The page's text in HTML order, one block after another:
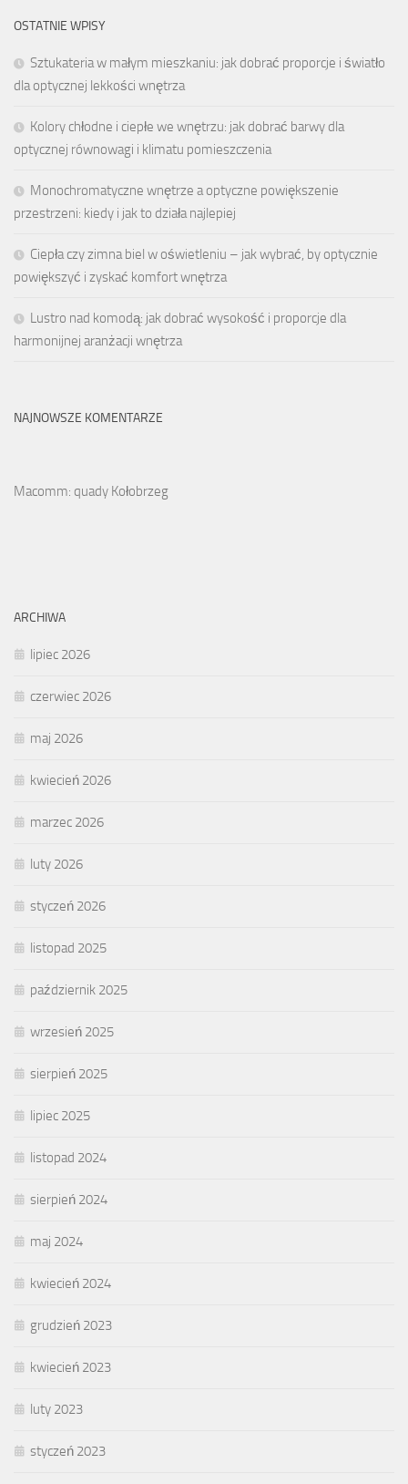
OSTATNIE WPISY
Sztukateria w małym mieszkaniu: jak dobrać proporcje i światło
dla optycznej lekkości wnętrza
Kolory chłodne i ciepłe we wnętrzu: jak dobrać barwy dla
optycznej równowagi i klimatu pomieszczenia
Monochromatyczne wnętrze a optyczne powiększenie
przestrzeni: kiedy i jak to działa najlepiej
Ciepła czy zimna biel w oświetleniu – jak wybrać, by optycznie
powiększyć i zyskać komfort wnętrza
Lustro nad komodą: jak dobrać wysokość i proporcje dla
harmonijnej aranżacji wnętrza
NAJNOWSZE KOMENTARZE
Macomm: quady Kołobrzeg
ARCHIWA
lipiec 2026
czerwiec 2026
maj 2026
kwiecień 2026
marzec 2026
luty 2026
styczeń 2026
listopad 2025
październik 2025
wrzesień 2025
sierpień 2025
lipiec 2025
listopad 2024
sierpień 2024
maj 2024
kwiecień 2024
grudzień 2023
kwiecień 2023
luty 2023
styczeń 2023